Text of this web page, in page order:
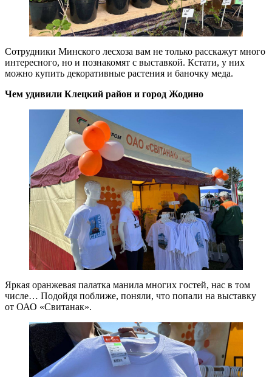
Сотрудники Минского лесхоза вам не только расскажут много
интересного, но и познакомят с выставкой. Кстати, у них
можно купить декоративные растения и баночку меда.
Чем удивили Клецкий район и город Жодино
Яркая оранжевая палатка манила многих гостей, нас в том
числе… Подойдя поближе, поняли, что попали на выставку
от ОАО «Свитанак».